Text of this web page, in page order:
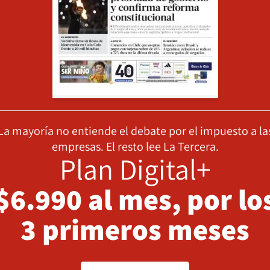
mayoría no entiende el debate por el impuesto a
empresas. El resto lee La Tercera.
Plan Digital+
al mes, por
3 primeros meses